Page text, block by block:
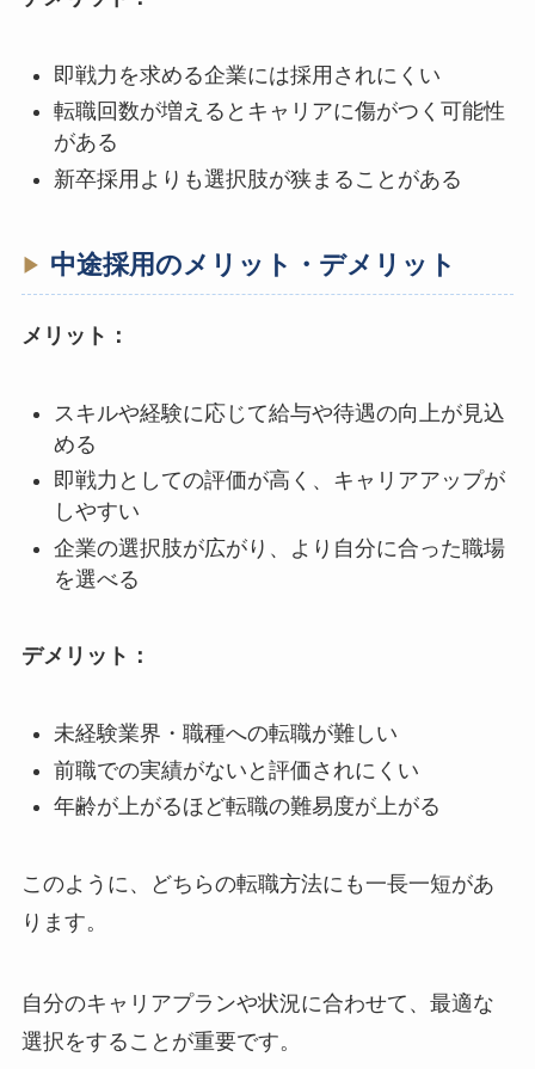
即戦力を求める企業には採用されにくい
転職回数が増えるとキャリアに傷がつく可能性
がある
新卒採用よりも選択肢が狭まることがある
中途採用のメリット・デメリット
メリット：
スキルや経験に応じて給与や待遇の向上が見込
める
即戦力としての評価が高く、キャリアアップが
しやすい
企業の選択肢が広がり、より自分に合った職場
を選べる
デメリット：
未経験業界・職種への転職が難しい
前職での実績がないと評価されにくい
年齢が上がるほど転職の難易度が上がる
このように、どちらの転職方法にも一長一短があ
ります。
自分のキャリアプランや状況に合わせて、最適な
選択をすることが重要です。